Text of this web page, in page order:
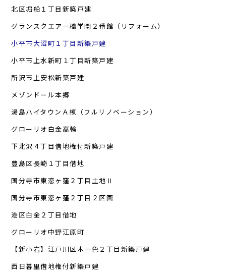
北区堀船１丁目新築戸建
グランスクエア一橋学園２番館（リフォーム）
小平市大沼町１丁目新築戸建
小平市上水新町１丁目新築戸建
所沢市上安松新築戸建
メゾンドール本郷
湯島ハイタウンＡ棟（フルリノベーション）
グローリオ白金高輪
下北沢４丁目借地権付新築戸建
豊島区長崎１丁目借地
国分寺市東恋ヶ窪２丁目土地Ⅱ
国分寺市東恋ヶ窪２丁目２区画
港区白金２丁目借地
グローリオ中野江原町
【新小岩】江戸川区本一色２丁目新築戸建
西日暮里借地権付新築戸建